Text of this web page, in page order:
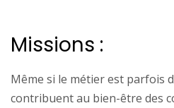
Missions :
Même si le métier est parfois
contribuent au bien-être des